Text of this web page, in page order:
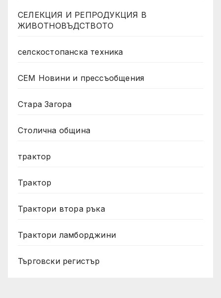
СЕЛЕКЦИЯ И РЕПРОДУКЦИЯ В
ЖИВОТНОВЪДСТВОТО
селскостопанска техника
СЕМ Новини и прессъобщения
Стара Загора
Столична община
трактор
Трактор
Трактори втора ръка
Трактори ламборджини
Търговски регистър